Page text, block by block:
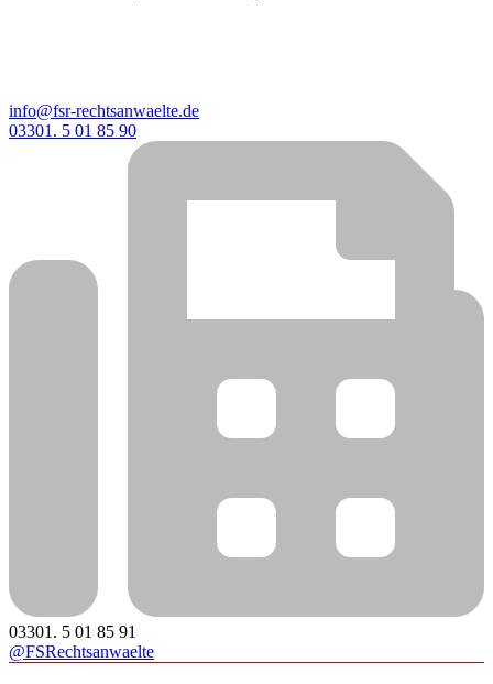
info@fsr-rechtsanwaelte.de
03301. 5 01 85 90
03301. 5 01 85 91
@FSRechtsanwaelte